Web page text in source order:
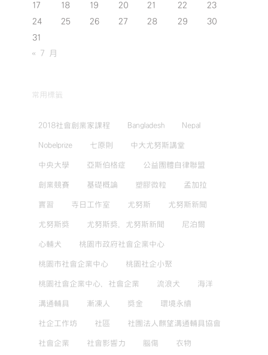
17
18 19 20 21 22
23
24
25 26 27 28 29
30
31
« 7 月
常用標籤
2018社會創業家課程 Bangladesh Nepal
Nobelprize 七原則 中大尤努斯講堂
中央大學 亞斯伯格症 公益團體自律聯盟
創業競賽 基礎概論 塑膠微粒 孟加拉
實習 寺日工作室 尤努斯 尤努斯新聞
尤努斯獎 尤努斯獎，尤努斯新聞 尼泊爾
心輔犬 桃園市政府社會企業中心
桃園市社會企業中心 桃園社企小聚
桃園社會企業中心，社會企業 流浪犬 海洋
溝通輔具 漸凍人 獎金 環境永續
社企工作坊 社區 社團法人麒望溝通輔具協會
社會企業 社會影響力 腦傷 衣物